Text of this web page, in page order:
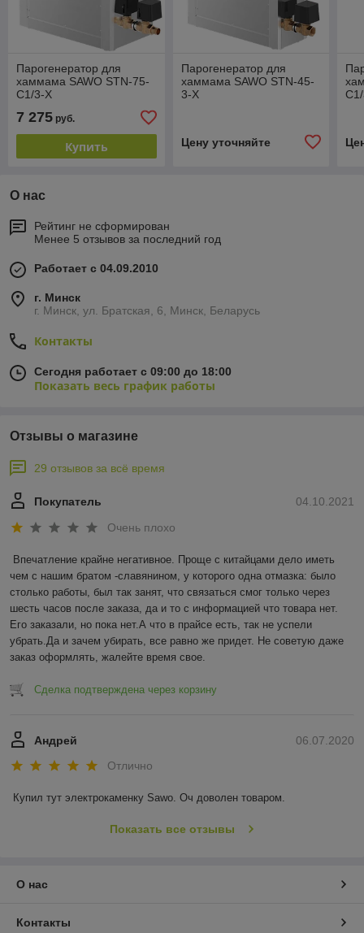
Парогенератор для
хаммама SAWO STN-75-
C1/3-X
7 275 руб.
Купить
Парогенератор для
хаммама SAWO STN-45-
3-X
Цену уточняйте
О нас
Рейтинг не сформирован
Менее 5 отзывов за последний год
Работает с 04.09.2010
г. Минск
г. Минск, ул. Братская, 6, Минск, Беларусь
Контакты
Сегодня работает с 09:00 до 18:00
Показать весь график работы
Отзывы о магазине
29 отзывов за всё время
04.10.2021
Покупатель
Очень плохо
Впечатление крайне негативное. Проще с китайцами дело иметь
чем с нашим братом -славянином, у которого одна отмазка: было
столько работы, был так занят, что связаться смог только через
шесть часов после заказа, да и то с информацией что товара нет.
Его заказали, но пока нет.А что в прайсе есть, так не успели
убрать.Да и зачем убирать, все равно же придет. Не советую даже
заказ оформлять, жалейте время свое.
Сделка подтверждена через корзину
06.07.2020
Андрей
Отлично
Купил тут электрокаменку Sawo. Оч доволен товаром.
Показать все отзывы
О нас
Контакты